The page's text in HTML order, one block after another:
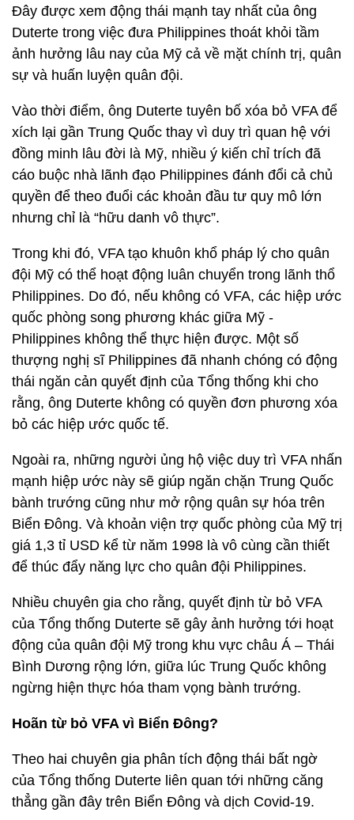
Đây được xem động thái mạnh tay nhất của ông
Duterte trong việc đưa Philippines thoát khỏi tầm
ảnh hưởng lâu nay của Mỹ cả về mặt chính trị, quân
sự và huấn luyện quân đội.
Vào thời điểm, ông Duterte tuyên bố xóa bỏ VFA để
xích lại gần Trung Quốc thay vì duy trì quan hệ với
đồng minh lâu đời là Mỹ, nhiều ý kiến chỉ trích đã
cáo buộc nhà lãnh đạo Philippines đánh đổi cả chủ
quyền để theo đuổi các khoản đầu tư quy mô lớn
nhưng chỉ là “hữu danh vô thực”.
Trong khi đó, VFA tạo khuôn khổ pháp lý cho quân
đội Mỹ có thể hoạt động luân chuyển trong lãnh thổ
Philippines. Do đó, nếu không có VFA, các hiệp ước
quốc phòng song phương khác giữa Mỹ -
Philippines không thể thực hiện được. Một số
thượng nghị sĩ Philippines đã nhanh chóng có động
thái ngăn cản quyết định của Tổng thống khi cho
rằng, ông Duterte không có quyền đơn phương xóa
bỏ các hiệp ước quốc tế.
Ngoài ra, những người ủng hộ việc duy trì VFA nhấn
mạnh hiệp ước này sẽ giúp ngăn chặn Trung Quốc
bành trướng cũng như mở rộng quân sự hóa trên
Biển Đông. Và khoản viện trợ quốc phòng của Mỹ trị
giá 1,3 tỉ USD kể từ năm 1998 là vô cùng cần thiết
để thúc đẩy năng lực cho quân đội Philippines.
Nhiều chuyên gia cho rằng, quyết định từ bỏ VFA
của Tổng thống Duterte sẽ gây ảnh hưởng tới hoạt
động của quân đội Mỹ trong khu vực châu Á – Thái
Bình Dương rộng lớn, giữa lúc Trung Quốc không
ngừng hiện thực hóa tham vọng bành trướng.
Hoãn từ bỏ VFA vì Biển Đông?
Theo hai chuyên gia phân tích động thái bất ngờ
của Tổng thống Duterte liên quan tới những căng
thẳng gần đây trên Biển Đông và dịch Covid-19.